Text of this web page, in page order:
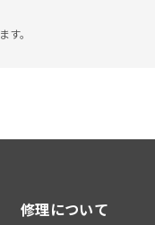
。
修理について